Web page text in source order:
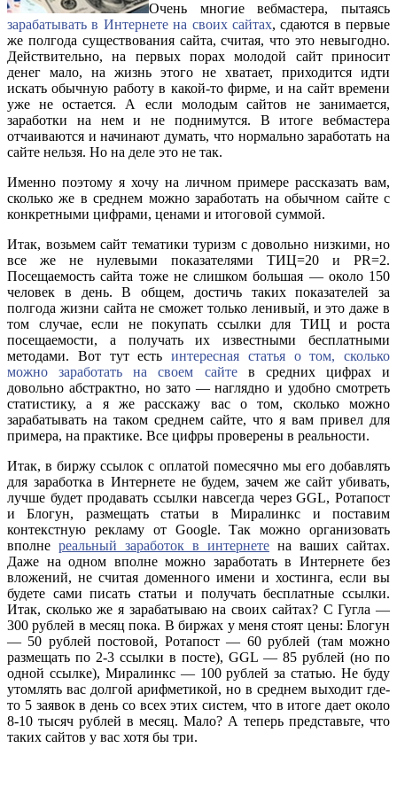
Очень многие вебмастера, пытаясь
зарабатывать в Интернете на своих сайтах, сдаются в первые
же полгода существования сайта, считая, что это невыгодно.
Действительно, на первых порах молодой сайт приносит
денег мало, на жизнь этого не хватает, приходится идти
искать обычную работу в какой-то фирме, и на сайт времени
уже не остается. А если молодым сайтов не занимается,
заработки на нем и не поднимутся. В итоге вебмастера
отчаиваются и начинают думать, что нормально заработать на
сайте нельзя. Но на деле это не так.
Именно поэтому я хочу на личном примере рассказать вам,
сколько же в среднем можно заработать на обычном сайте с
конкретными цифрами, ценами и итоговой суммой.
Итак, возьмем сайт тематики туризм с довольно низкими, но
все же не нулевыми показателями ТИЦ=20 и PR=2.
Посещаемость сайта тоже не слишком большая — около 150
человек в день. В общем, достичь таких показателей за
полгода жизни сайта не сможет только ленивый, и это даже в
том случае, если не покупать ссылки для ТИЦ и роста
посещаемости, а получать их известными бесплатными
методами. Вот тут есть интересная статья о том, сколько
можно заработать на своем сайтев средних цифрах и
довольно абстрактно, но зато — наглядно и удобно смотреть
статиcтику, а я же расскажу вас о том, сколько можно
зарабатывать на таком среднем сайте, что я вам привел для
примера, на практике. Все цифры проверены в реальности.
Итак, в биржу ссылок с оплатой помесячно мы его добавлять
для заработка в Интернете не будем, зачем же сайт убивать,
лучше будет продавать ссылки навсегда через GGL, Ротапост
и Блoгун, размещать статьи в Миралинкс и поставим
контекстную рекламу от Google. Так можно организовать
вполне реальный заработок в интернете на ваших сайтах.
Даже на одном вполне можно заработать в Интернете без
вложений, не считая доменного имени и хостинга, если вы
будете сами писать статьи и получать бесплатные ссылки.
Итак, сколько же я зарабатываю на своих сайтах? С Гугла —
300 рублей в месяц пока. В биржах у меня стоят цены: Блoгун
— 50 рублей постовой, Ротапост — 60 рублей (там можно
размещать по 2-3 ссылки в посте), GGL — 85 рублей (но по
одной ссылке), Миралинкс — 100 рублей за статью. Не буду
утомлять вас долгой арифметикой, но в среднем выходит где-
то 5 заявок в день со всех этих систем, что в итоге дает около
8-10 тысяч рублей в месяц. Мало? А теперь представьте, что
таких сайтов у вас хотя бы три.